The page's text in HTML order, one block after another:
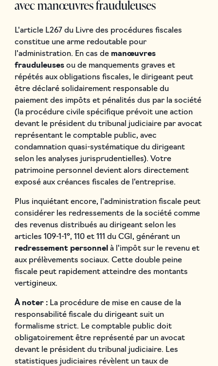
avec manœuvres frauduleuses
L'article L267 du Livre des procédures fiscales
constitue une arme redoutable pour
l'administration. En cas de manœuvres
frauduleusesou de manquements graves et
répétés aux obligations fiscales, le dirigeant peut
être déclaré solidairement responsable du
paiement des impôts et pénalités dus par la société
(la procédure civile spécifique prévoit une action
devant le président du tribunal judiciaire par avocat
représentant le comptable public, avec
condamnation quasi-systématique du dirigeant
selon les analyses jurisprudentielles). Votre
patrimoine personnel devient alors directement
exposé aux créances fiscales de l'entreprise.
Plus inquiétant encore, l'administration fiscale peut
considérer les redressements de la société comme
des revenus distribués au dirigeant selon les
articles 109-1-1°, 110 et 111 du CGI, générant un
redressement personnel à l'impôt sur le revenu et
aux prélèvements sociaux. Cette double peine
fiscale peut rapidement atteindre des montants
vertigineux.
À noter :La procédure de mise en cause de la
responsabilité fiscale du dirigeant suit un
formalisme strict. Le comptable public doit
obligatoirement être représenté par un avocat
devant le président du tribunal judiciaire. Les
statistiques judiciaires révèlent un taux de